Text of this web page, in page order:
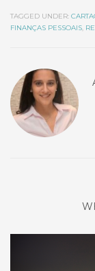
TAGGED UNDER:
FINANÇAS PESSOAIS,